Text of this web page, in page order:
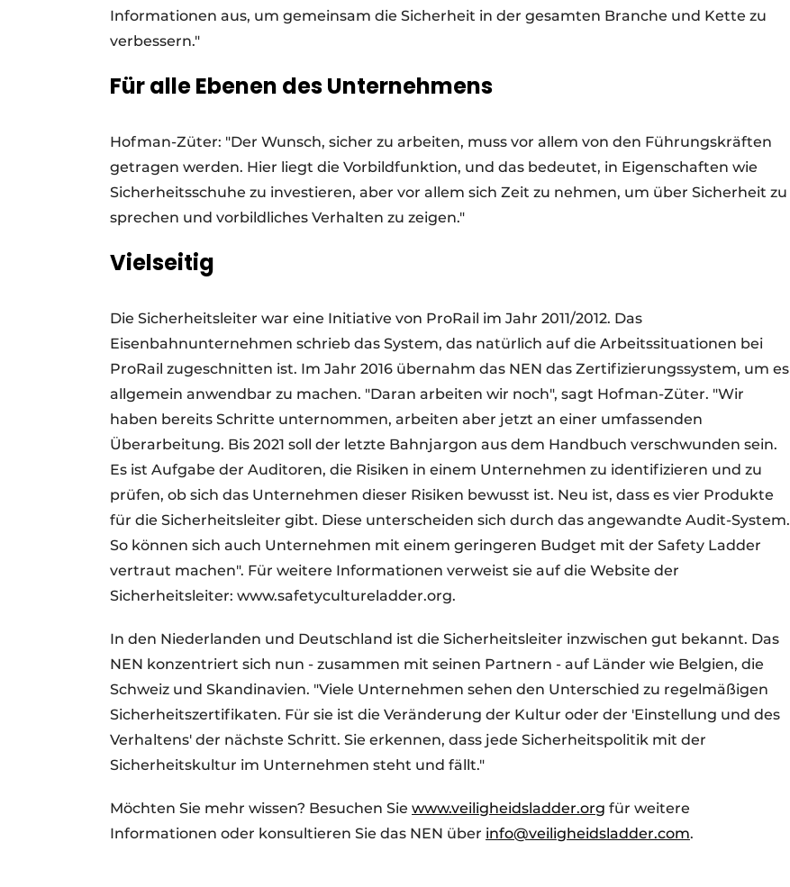
Informationen aus, um gemeinsam die Sicherheit in der gesamten Branche und Kette zu
verbessern."
Für alle Ebenen des Unternehmens
Hofman-Züter: "Der Wunsch, sicher zu arbeiten, muss vor allem von den Führungskräften
getragen werden. Hier liegt die Vorbildfunktion, und das bedeutet, in Eigenschaften wie
Sicherheitsschuhe zu investieren, aber vor allem sich Zeit zu nehmen, um über Sicherheit zu
sprechen und vorbildliches Verhalten zu zeigen."
Vielseitig
Die Sicherheitsleiter war eine Initiative von ProRail im Jahr 2011/2012. Das
Eisenbahnunternehmen schrieb das System, das natürlich auf die Arbeitssituationen bei
ProRail zugeschnitten ist. Im Jahr 2016 übernahm das NEN das Zertifizierungssystem, um es
allgemein anwendbar zu machen. "Daran arbeiten wir noch", sagt Hofman-Züter. "Wir
haben bereits Schritte unternommen, arbeiten aber jetzt an einer umfassenden
Überarbeitung. Bis 2021 soll der letzte Bahnjargon aus dem Handbuch verschwunden sein.
Es ist Aufgabe der Auditoren, die Risiken in einem Unternehmen zu identifizieren und zu
prüfen, ob sich das Unternehmen dieser Risiken bewusst ist. Neu ist, dass es vier Produkte
für die Sicherheitsleiter gibt. Diese unterscheiden sich durch das angewandte Audit-System.
So können sich auch Unternehmen mit einem geringeren Budget mit der Safety Ladder
vertraut machen". Für weitere Informationen verweist sie auf die Website der
Sicherheitsleiter: www.safetycultureladder.org.
In den Niederlanden und Deutschland ist die Sicherheitsleiter inzwischen gut bekannt. Das
NEN konzentriert sich nun - zusammen mit seinen Partnern - auf Länder wie Belgien, die
Schweiz und Skandinavien. "Viele Unternehmen sehen den Unterschied zu regelmäßigen
Sicherheitszertifikaten. Für sie ist die Veränderung der Kultur oder der 'Einstellung und des
Verhaltens' der nächste Schritt. Sie erkennen, dass jede Sicherheitspolitik mit der
Sicherheitskultur im Unternehmen steht und fällt."
Möchten Sie mehr wissen? Besuchen Sie www.veiligheidsladder.org für weitere
Informationen oder konsultieren Sie das NEN über info@veiligheidsladder.com.